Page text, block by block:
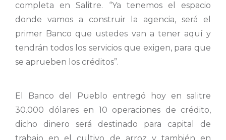
completa en Salitre. “Ya tenemos el espacio
donde vamos a construir la agencia, será el
primer Banco que ustedes van a tener aquí y
tendrán todos los servicios que exigen, para que
se aprueben los créditos”.
El Banco del Pueblo entregó hoy en salitre
30.000 dólares en 10 operaciones de crédito,
dicho dinero será destinado para capital de